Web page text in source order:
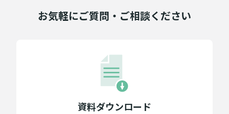
お気軽にご質問・ご相談ください
資料ダウンロード